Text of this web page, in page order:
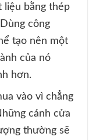
liệu bằng thép
công
tạo nên một
của nó
hơn.
vào vì chẳng
cánh cửa
thường sẽ